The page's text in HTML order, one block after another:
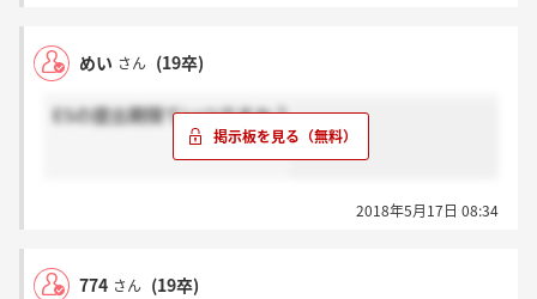
めい さん (19卒)
ESの提出期限ていつですか？
2018年5月17日 08:34
774 さん (19卒)